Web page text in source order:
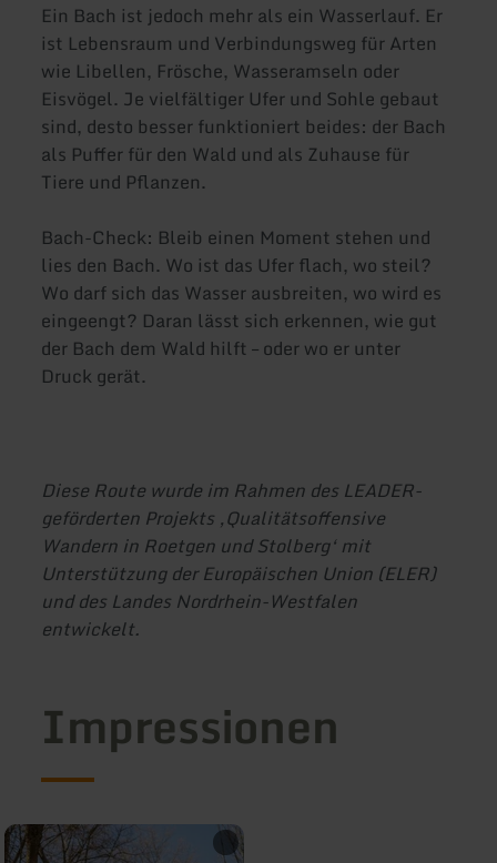
Ein Bach ist jedoch mehr als ein Wasserlauf. Er
ist Lebensraum und Verbindungsweg für Arten
wie Libellen, Frösche, Wasseramseln oder
Eisvögel. Je vielfältiger Ufer und Sohle gebaut
sind, desto besser funktioniert beides: der Bach
als Puffer für den Wald und als Zuhause für
Tiere und Pflanzen.
Bach-Check: Bleib einen Moment stehen und
lies den Bach. Wo ist das Ufer flach, wo steil?
Wo darf sich das Wasser ausbreiten, wo wird es
eingeengt? Daran lässt sich erkennen, wie gut
der Bach dem Wald hilft – oder wo er unter
Druck gerät.
Diese Route wurde im Rahmen des LEADER-
geförderten Projekts ‚Qualitätsoffensive
Wandern in Roetgen und Stolberg‘ mit
Unterstützung der Europäischen Union (ELER)
und des Landes Nordrhein-Westfalen
entwickelt.
Impressionen